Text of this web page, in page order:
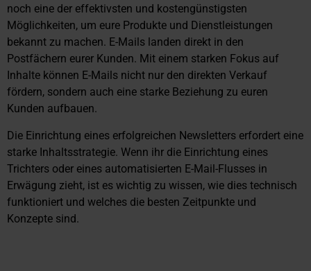
noch eine der effektivsten und kostengünstigsten
Möglichkeiten, um eure Produkte und Dienstleistungen
bekannt zu machen. E-Mails landen direkt in den
Postfächern eurer Kunden. Mit einem starken Fokus auf
Inhalte können E-Mails nicht nur den direkten Verkauf
fördern, sondern auch eine starke Beziehung zu euren
Kunden aufbauen.
Die Einrichtung eines erfolgreichen Newsletters erfordert eine
starke Inhaltsstrategie. Wenn ihr die Einrichtung eines
Trichters oder eines automatisierten E-Mail-Flusses in
Erwägung zieht, ist es wichtig zu wissen, wie dies technisch
funktioniert und welches die besten Zeitpunkte und
Konzepte sind.